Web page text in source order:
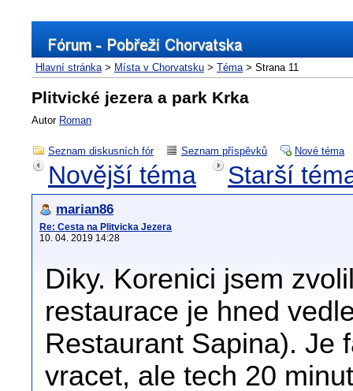
Hlavní stránka> Místa v Chorvatsku > Téma> Strana 11
Plitvické jezera a park Krka
Autor Roman
Seznam diskusních fór Seznam příspěvků Nové téma
Novější téma Starší
marian86
Re: Cesta na Plitvicka Jezera
10. 04. 2019 14:28
Diky. Korenici jsem
restaurace je hned
Restaurant Sapina). Je
vracet, ale tech 20